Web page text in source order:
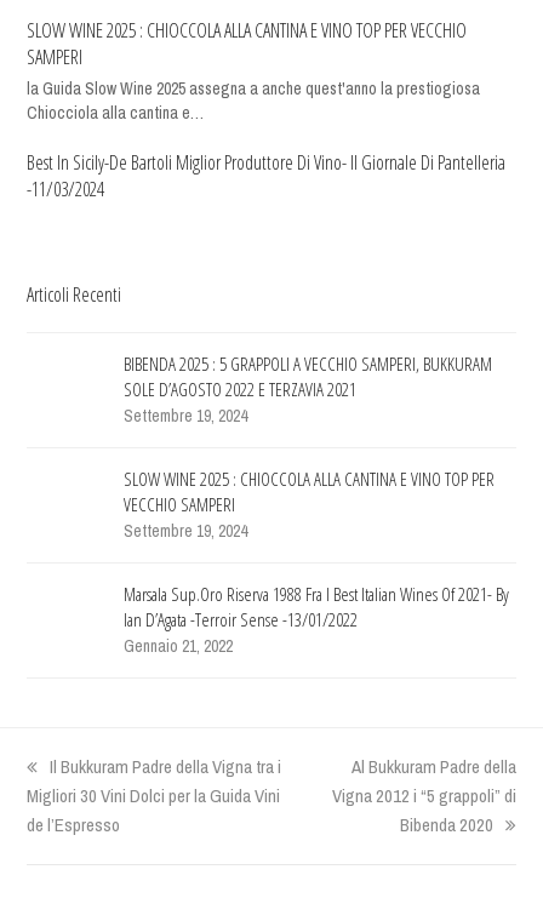
SLOW WINE 2025 : CHIOCCOLA ALLA CANTINA E VINO TOP PER VECCHIO
SAMPERI
la Guida Slow Wine 2025 assegna a anche quest'anno la prestiogiosa
Chiocciola alla cantina e…
Best In Sicily-De Bartoli Miglior Produttore Di Vino- Il Giornale Di Pantelleria
-11/03/2024
Articoli Recenti
BIBENDA 2025 : 5 GRAPPOLI A VECCHIO SAMPERI, BUKKURAM
SOLE D’AGOSTO 2022 E TERZAVIA 2021
Settembre 19, 2024
SLOW WINE 2025 : CHIOCCOLA ALLA CANTINA E VINO TOP PER
VECCHIO SAMPERI
Settembre 19, 2024
Marsala Sup.Oro Riserva 1988 Fra I Best Italian Wines Of 2021- By
Ian D’Agata -Terroir Sense -13/01/2022
Gennaio 21, 2022
previous
post:
Il Bukkuram Padre della Vigna tra i
Migliori 30 Vini Dolci per la Guida Vini
de l’Espresso
next
post:
Al Bukkuram Padre della
Vigna 2012 i “5 grappoli” di
Bibenda 2020